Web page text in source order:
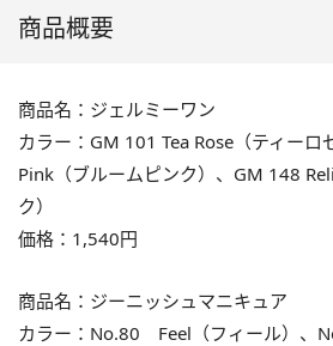
商品概要
商品名：ジェルミーワン
カラー：GM 101 Tea Rose（ティー
Pink（ブルームピンク）、GM 148
ク）
価格：1,540円
商品名：ジーニッシュマニキュア
カラー：No.80 Feel（フィール）、